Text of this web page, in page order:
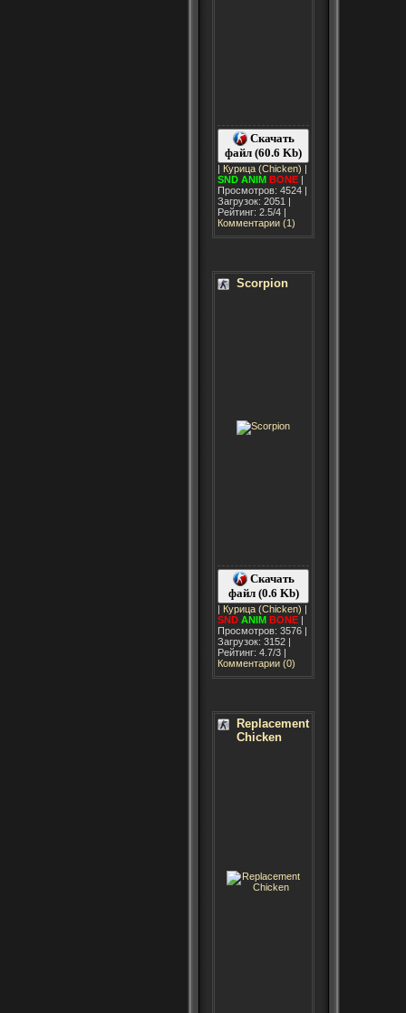
Скачать
файл (60.6 Kb)
| Курица (Chicken) |
SND ANIM BONE |
Просмотров: 4524 |
Загрузок: 2051 |
Рейтинг: 2.5/4 |
Комментарии (1)
Scorpion
Скачать
файл (0.6 Kb)
| Курица (Chicken) |
SND ANIM BONE |
Просмотров: 3576 |
Загрузок: 3152 |
Рейтинг: 4.7/3 |
Комментарии (0)
Replacement
Chicken